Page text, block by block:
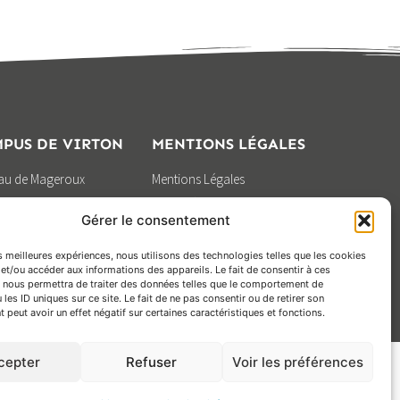
Gérer le consentement
meilleures expériences, nous utilisons des technologies telles que les cookies
ou accéder aux informations des appareils. Le fait de consentir à ces
permettra de traiter des données telles que le comportement de
les ID uniques sur ce site. Le fait de ne pas consentir ou de retirer son
peut avoir un effet négatif sur certaines caractéristiques et fonctions.
Refuser Voir les préférences
DE VIRTON
de Mageroux
Virton
MENTIONS LÉGALES
Mentions Légales
Vie privée
Gestion des Cookies
Design by
BOOSTCOMMUNICATION